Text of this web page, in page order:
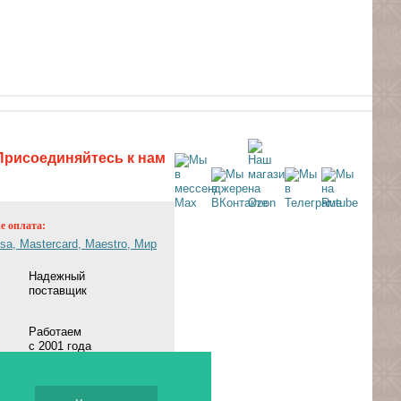
к нам
оплата:
Надежный
поставщик
Работаем
с 2001 года